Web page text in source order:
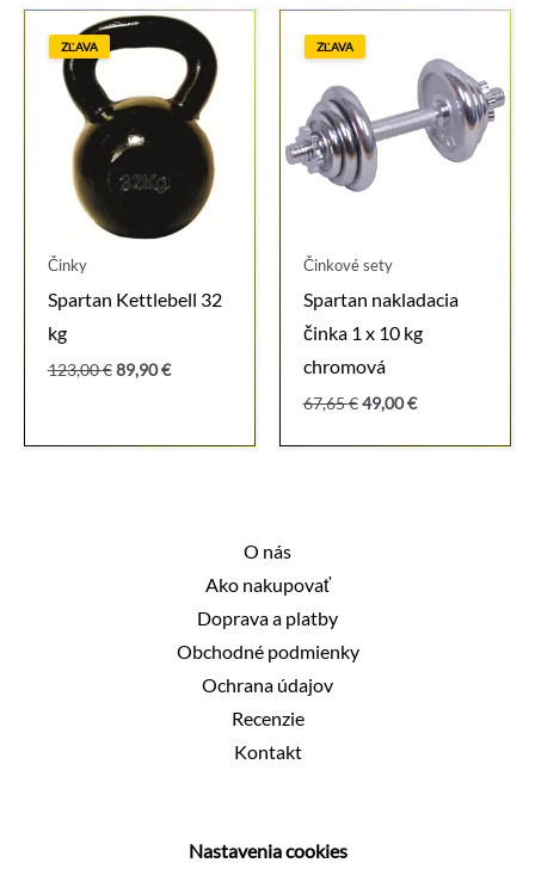
ZĽAVA
Činky
Spartan Kettlebell 32
kg
123,00€ Pôvodná
89,90€Aktuálna
ZĽAVA
Činkové sety
Spartan nakladacia
činka 1 x 10 kg
chromová
67,65€ Pôvodná
bola:
49,00€Aktuálna
je:
O nás
Ako nakupovať
Doprava a platby
Obchodné podmienky
Ochrana údajov
Recenzie
Kontakt
Nastavenia cookies